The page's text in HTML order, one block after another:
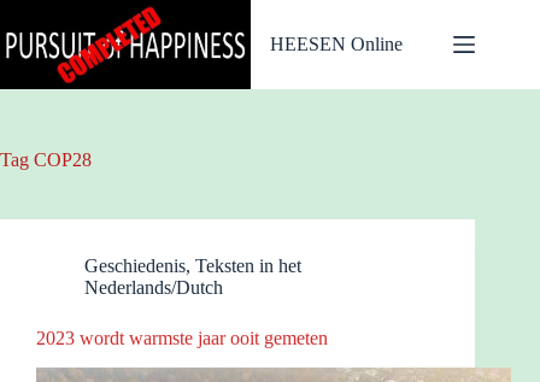
naar
de
HEESEN Online
Tag COP28
Geschiedenis, Teksten in het
Nederlands/Dutch
2023 wordt warmste jaar ooit gemeten